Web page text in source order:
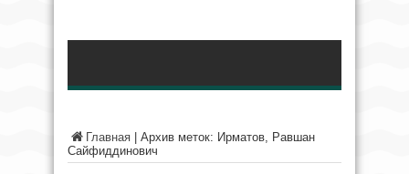
Главная
Архив меток: Ирматов, Равшан
Сайфиддинович